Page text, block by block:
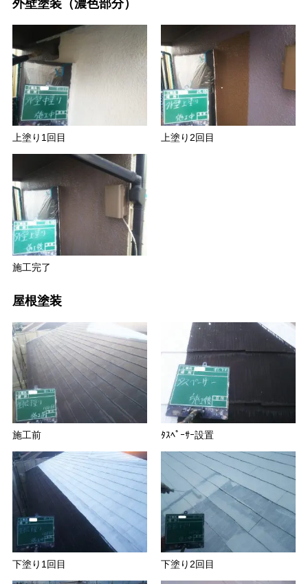
外壁塗装（濃色部分）
上塗り1回目 上塗り2回目
施工完了
屋根塗装
施工前 ﾀｽﾍﾟｰｻｰ設置
下塗り1回目 下塗り2回目